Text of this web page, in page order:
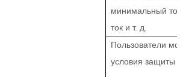
минимальный
ток и т. д.
Пользователи
условия защиты